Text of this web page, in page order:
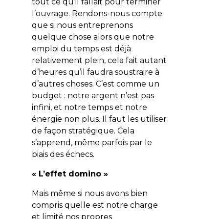
l’ouvrage. Rendons-nous compte
que si nous entreprenons
quelque chose alors que notre
emploi du temps est déjà
relativement plein, cela fait autant
d’heures qu’il faudra soustraire à
d’autres choses. C’est comme un
budget : notre argent n’est pas
infini, et notre temps et notre
énergie non plus. Il faut les utiliser
de façon stratégique. Cela
s’apprend, même parfois par le
biais des échecs.
« L’effet domino »
Mais même si nous avons bien
compris quelle est notre charge
et limité nos propres